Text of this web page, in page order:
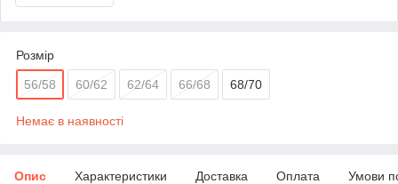
Розмір
56/58 60/62 62/64 66/68 68/70
Немає в наявності
Опис Характеристики Доставка Оплата Умови